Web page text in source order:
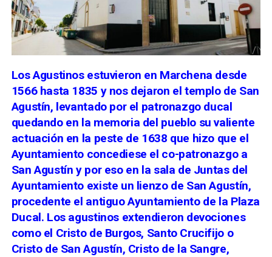
Los Agustinos estuvieron en Marchena desde
1566 hasta 1835 y nos dejaron el templo de San
Agustín, levantado por el patronazgo ducal
quedando en la memoria del pueblo su valiente
actuación en la peste de 1638 que hizo que el
Ayuntamiento concediese el co-patronazgo a
San Agustín y por eso en la sala de Juntas del
Ayuntamiento existe un lienzo de San Agustín,
procedente el antiguo Ayuntamiento de la Plaza
Ducal. Los agustinos extendieron devociones
como el Cristo de Burgos, Santo Crucifijo o
Cristo de San Agustín, Cristo de la Sangre,